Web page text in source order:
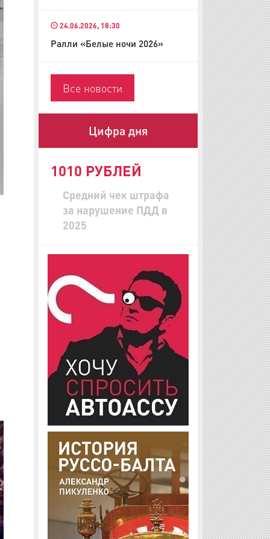
24.06.2026, 18:30
Ралли «Белые ночи 2026»
Все новости
Цифра дня
1010 РУБЛЕЙ
Средний чек штрафа
за нарушение ПДД в
2025